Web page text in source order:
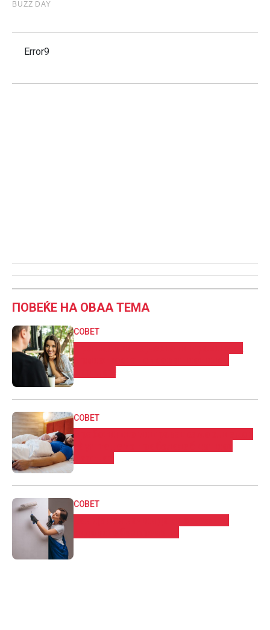
Error9
ПОВЕЌЕ НА ОВАА ТЕМА
СОВЕТ
Грешки кои најчесто ги правите на
партнер!
СОВЕТ
СОВЕТ